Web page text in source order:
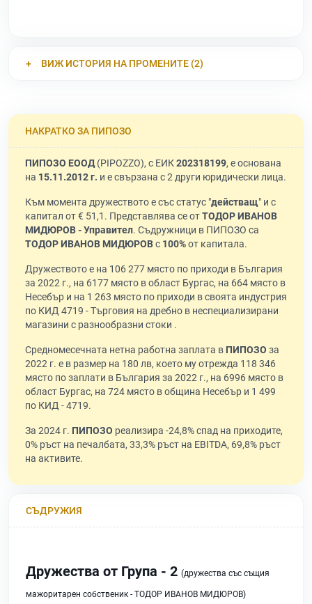
ВИЖ ИСТОРИЯ НА ПРОМЕНИТЕ (2)
НАКРАТКО ЗА ПИПОЗО
ПИПОЗО ЕООД(PIPOZZO), с ЕИК202318199, е основана
на 15.11.2012 г. и е свързана с 2 други юридически лица.
Към момента дружеството е със статус "действащ" и с
капитал от € 51,1. Представлява се отТОДОР ИВАНОВ
МИДЮРОВ - Управител. Съдружници в ПИПОЗО са
ТОДОР ИВАНОВ МИДЮРОВс 100%от капитала.
Дружеството е на 106 277 място по приходи в България
за 2022 г., на 6177 място в област Бургас, на 664 място в
Несебър и на 1 263 място по приходи в своята индустрия
по КИД 4719 - Търговия на дребно в неспециализирани
магазини с разнообразни стоки .
Средномесечната нетна работна заплата в ПИПОЗО за
2022 г. е в размер на 180 лв, което му отрежда 118 346
място по заплати в България за 2022 г., на 6996 място в
област Бургас, на 724 място в община Несебър и 1 499
по КИД - 4719.
За 2024 г. ПИПОЗО реализира -24,8% спад на приходите,
0% ръст на печалбата, 33,3% ръст на EBITDA, 69,8% ръст
на активите.
СЪДРУЖИЯ
Дружества от Група - 2 (дружества със същия
мажоритарен собственик - ТОДОР ИВАНОВ МИДЮРОВ)